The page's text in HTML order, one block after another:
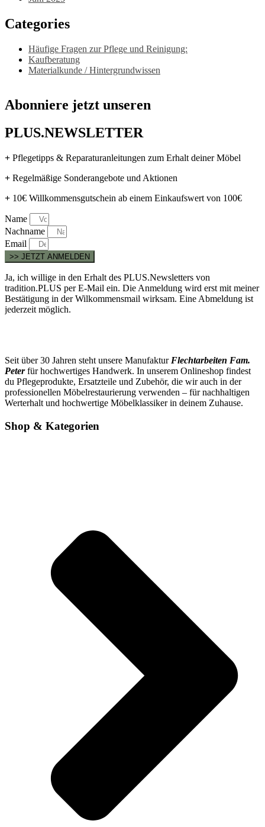
Categories
Häufige Fragen zur Pflege und Reinigung:
Kaufberatung
Materialkunde / Hintergrundwissen
Abonniere jetzt unseren
PLUS.NEWSLETTER
+ Pflegetipps & Reparaturanleitungen zum Erhalt deiner Möbel
+ Regelmäßige Sonderangebote und Aktionen
+ 10€ Willkommensgutschein ab einem Einkaufswert von 100€
Name
Nachname
Email
>> JETZT ANMELDEN
Ja, ich willige in den Erhalt des PLUS.Newsletters von
tradition.PLUS per E-Mail ein. Die Anmeldung wird erst mit meiner
Bestätigung in der Wilkommensmail wirksam. Eine Abmeldung ist
jederzeit möglich.
Seit über 30 Jahren steht unsere Manufaktur Flechtarbeiten Fam.
Peterfür hochwertiges Handwerk. In unserem Onlineshop findest
du Pflegeprodukte, Ersatzteile und Zubehör, die wir auch in der
professionellen Möbelrestaurierung verwenden – für nachhaltigen
Werterhalt und hochwertige Möbelklassiker in deinem Zuhause.
Shop & Kategorien